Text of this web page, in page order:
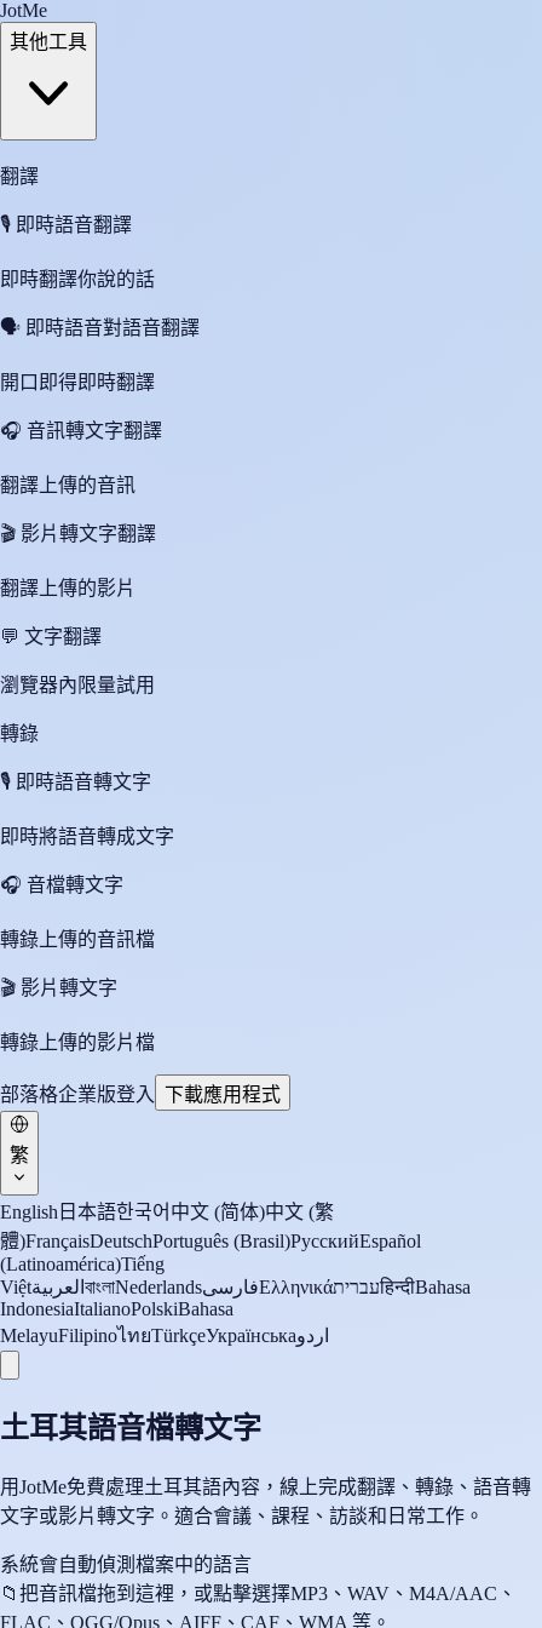
JotMe
其他工具
翻譯
🎙️ 即時語音翻譯
即時翻譯你說的話
🗣️ 即時語音對語音翻譯
開口即得即時翻譯
🎧 音訊轉文字翻譯
翻譯上傳的音訊
🎬 影片轉文字翻譯
翻譯上傳的影片
💬 文字翻譯
瀏覽器內限量試用
轉錄
🎙️ 即時語音轉文字
即時將語音轉成文字
🎧 音檔轉文字
轉錄上傳的音訊檔
🎬 影片轉文字
轉錄上傳的影片檔
部落格企業版登入 下載應用程式
繁
English 日本語한국어 中文 (简体)中文 (繁
體)FrançaisDeutschPortuguês (Brasil)РусскийEspañol
(Latinoamérica)Tiếng
Việtالعربية বাংলাNederlandsفارسیΕλληνικάעבריתहिन्दीBahasa
IndonesiaItalianoPolskiBahasa
MelayuFilipinoไทยTürkçeУкраїнськаاردو
土耳其語音檔轉文字
用JotMe免費處理土耳其語內容，線上完成翻譯、轉錄、語音轉
文字或影片轉文字。適合會議、課程、訪談和日常工作。
系統會自動偵測檔案中的語言
📁 把音訊檔拖到這裡，或點擊選擇MP3、WAV、M4A/AAC、
FLAC、OGG/Opus、AIFF、CAF、WMA 等。